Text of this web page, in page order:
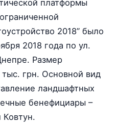
платформы
2018” было
2018 года по ул.
Размер
тыс. грн. Основной вид
ландшафтных
бенефициары –
Ковтун.